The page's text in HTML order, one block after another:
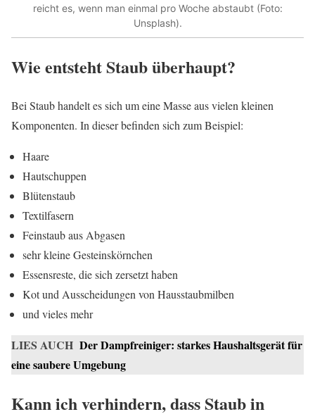
reicht es, wenn man einmal pro Woche abstaubt (Foto:
Unsplash).
Wie entsteht Staub überhaupt?
Bei Staub handelt es sich um eine Masse aus vielen kleinen
Komponenten. In dieser befinden sich zum Beispiel:
Haare
Hautschuppen
Blütenstaub
Textilfasern
Feinstaub aus Abgasen
sehr kleine Gesteinskörnchen
Essensreste, die sich zersetzt haben
Kot und Ausscheidungen von Hausstaubmilben
und vieles mehr
LIES AUCH Der Dampfreiniger: starkes Haushaltsgerät für
eine saubere Umgebung
Kann ich verhindern, dass Staub in